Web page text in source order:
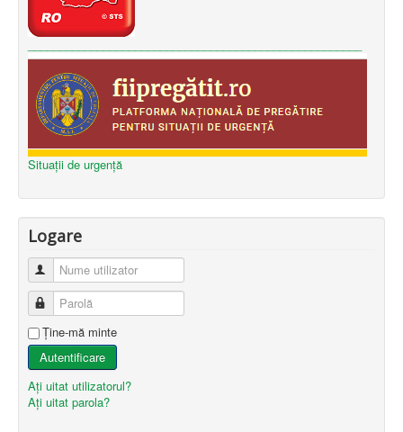
Situații de urgență
Logare
Nume utilizator
Parolă
Ţine-mă minte
Autentificare
Aţi uitat utilizatorul?
Aţi uitat parola?